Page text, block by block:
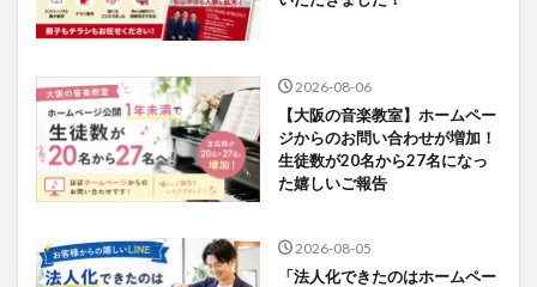
2026-08-06
【大阪の音楽教室】ホームペー
ジからのお問い合わせが増加！
生徒数が20名から27名になっ
た嬉しいご報告
2026-08-05
「法人化できたのはホームペー